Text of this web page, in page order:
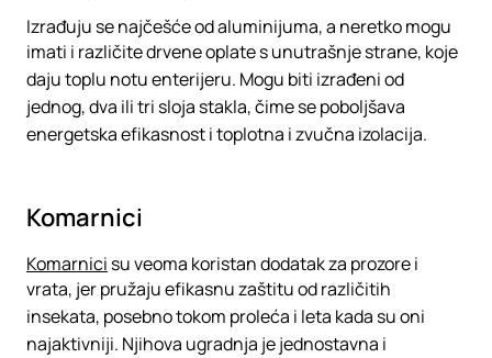
Izrađuju se najčešće od aluminijuma, a neretko mogu
imati i različite drvene oplate s unutrašnje strane, koje
daju toplu notu enterijeru. Mogu biti izrađeni od
jednog, dva ili tri sloja stakla, čime se poboljšava
energetska efikasnost i toplotna i zvučna izolacija.
Komarnici
Komarnici su veoma koristan dodatak za prozore i
vrata, jer pružaju efikasnu zaštitu od različitih
insekata, posebno tokom proleća i leta kada su oni
najaktivniji. Njihova ugradnja je jednostavna i